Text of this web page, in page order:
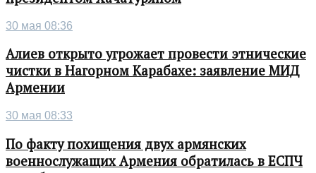
30 мая 08:36
Алиев открыто угрожает провести этнические
чистки в Нагорном Карабахе: заявление МИД
Армении
30 мая 08:33
По факту похищения двух армянских
военнослужащих Армения обратилась в ЕСПЧ